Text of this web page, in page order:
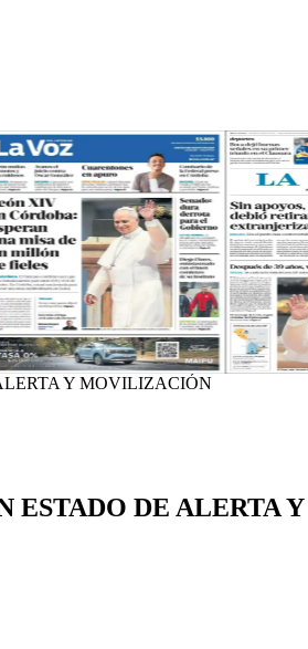
Y MOVILIZACIÓN
ESTADO DE ALERTA